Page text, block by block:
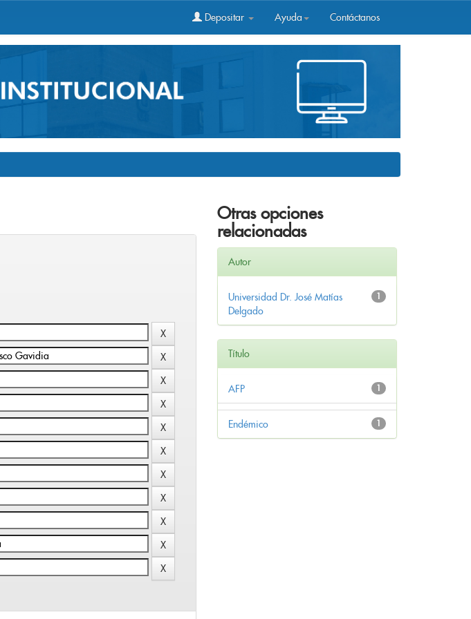
Depositar Ayuda Contáctanos
Otras opciones
relacionadas
Autor
1
Universidad Dr. José Matías
Delgado
Título
1
AFP
1
Endémico